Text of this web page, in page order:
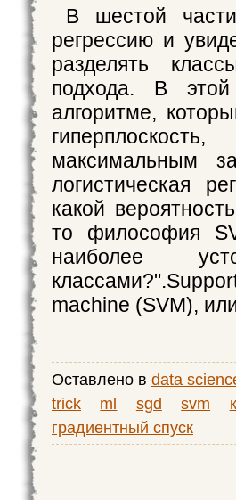
В шестой
регрессию и
разделять
подхода. В
алгоритме,
максимальным
логистическая
какой
то философия
наиболее
machine (SVM),
Оставлено в data
trick
ml sgd svm
градиентный спуск